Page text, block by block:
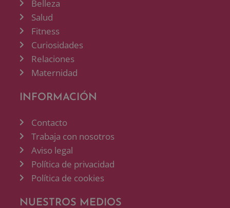
Belleza
Salud
Fitness
Curiosidades
Relaciones
Maternidad
INFORMACIÓN
Contacto
Trabaja con nosotros
Aviso legal
Política de privacidad
Política de cookies
NUESTROS MEDIOS